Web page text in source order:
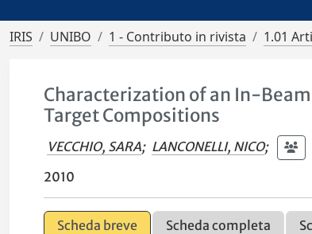
IRIS UNIBO 1 - Contributo in rivista 1.01
Characterization of an In-
Target Compositions
VECCHIO, SARA; LANCONELLI, NICO;
2010
Scheda breve Scheda completa